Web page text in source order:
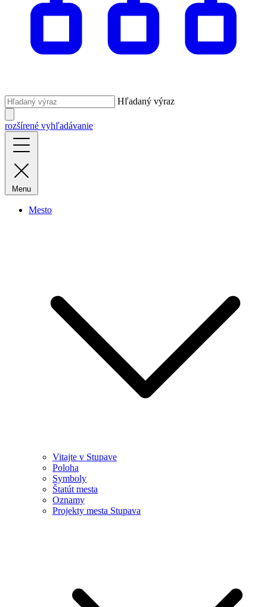
Hľadaný výraz
rozšírené vyhľadávanie
Menu
Mesto
Vitajte v Stupave
Poloha
Symboly
Štatút mesta
Oznamy
Projekty mesta Stupava